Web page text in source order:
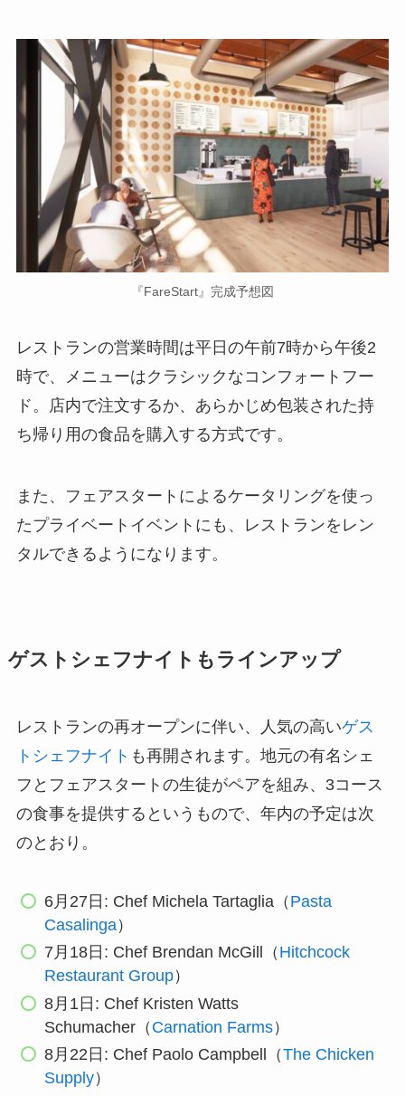
『FareStart』完成予想図
レストランの営業時間は平日の午前7時から午後2
時で、メニューはクラシックなコンフォートフー
ド。店内で注文するか、あらかじめ包装された持
ち帰り用の食品を購入する方式です。
また、フェアスタートによるケータリングを使っ
たプライベートイベントにも、レストランをレン
タルできるようになります。
ゲストシェフナイトもラインアップ
レストランの再オープンに伴い、人気の高いゲス
トシェフナイト も再開されます。地元の有名シェ
フとフェアスタートの生徒がペアを組み、3コース
の食事を提供するというもので、年内の予定は次
のとおり。
6月27日: Chef Michela Tartaglia（ Pasta
Casalinga）
7月18日: Chef Brendan McGill（ Hitchcock
Restaurant Group）
8月1日: Chef Kristen Watts
Schumacher（ Carnation Farms）
8月22日: Chef Paolo Campbell（The Chicken
Supply）